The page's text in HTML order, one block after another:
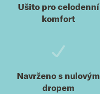
Ušito pro celodenní
komfort
Navrženo s nulovým
dropem